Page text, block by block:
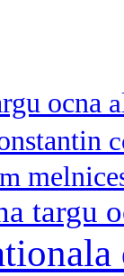
ocna
targu